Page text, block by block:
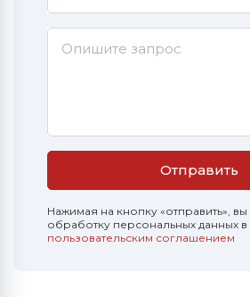
Опишите запрос
Отправить
Нажимая на кнопку «отправить»,
обработку персональных данных в
пользовательским соглашением